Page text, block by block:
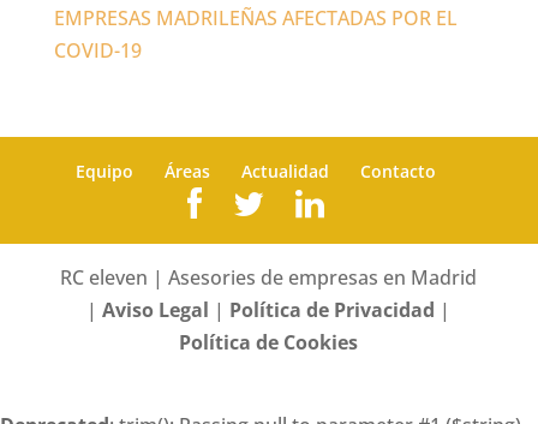
EMPRESAS MADRILEÑAS AFECTADAS POR EL
COVID-19
Equipo Áreas Actualidad Contacto
RC eleven | Asesories de empresas en Madrid
|Aviso Legal | Política de Privacidad |
Política de Cookies